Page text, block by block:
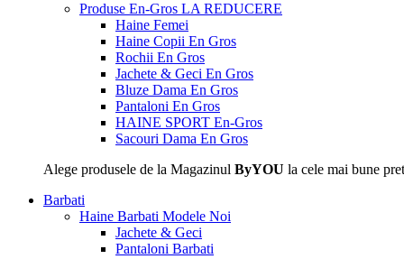
Produse En-Gros LA REDUCERE
Haine Femei
Haine Copii En Gros
Rochii En Gros
Jachete & Geci En Gros
Bluze Dama En Gros
Pantaloni En Gros
HAINE SPORT En-Gros
Sacouri Dama En Gros
Alege produsele de la Magazinul ByYOU la cele mai bune
Barbati
Haine Barbati Modele Noi
Jachete & Geci
Pantaloni Barbati